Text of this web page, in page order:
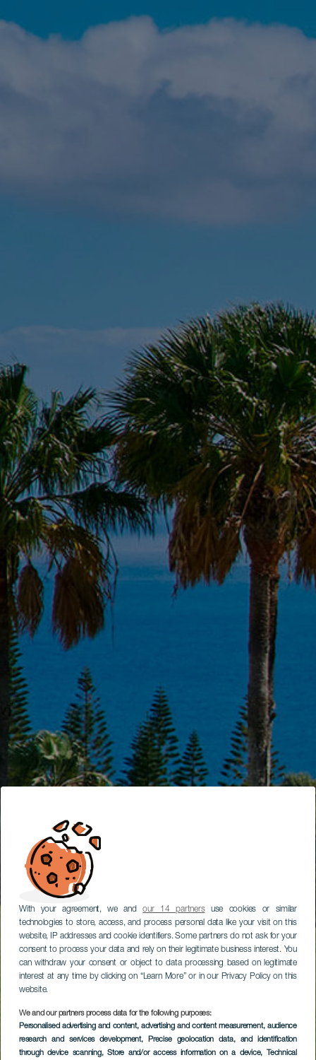
With your agreement, we andour 14 partnersuse cookies or similar
technologies to store, access, and process personal data like your visit on this
website, IP addresses and cookie identifiers. Some partners do not ask for your
consent to process your data and rely on their legitimate business interest. You
can withdraw your consent or object to data processing based on legitimate
interest at any time by clicking on “Learn More” or in our Privacy Policy on this
website.
We and our partners process data for the following purposes:
Personalised advertising and content, advertising and content measurement, audience
research and services development, Precise geolocation data, and identification
through device scanning, Store and/or access information on a device, Technical